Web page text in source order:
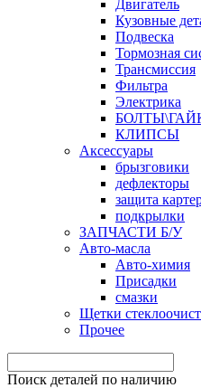
Двигатель
Кузовные
Подвеска
Тормозная
Трансмиссия
Фильтра
Электрика
КЛИПСЫ
Аксессуары
брызговики
дефлекторы
защита
подкрылки
ЗАПЧАСТИ Б/У
Авто-масла
Авто-химия
Присадки
смазки
Щетки
Прочее
Поиск деталей по наличию